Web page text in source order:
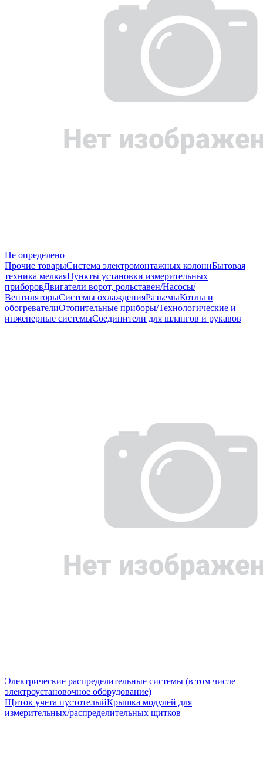
Не определено
Прочие товарыСистема электромонтажных колоннБытовая
техника мелкаяПункты установки измерительных
приборовДвигатели ворот, рольставен/Насосы/
ВентиляторыСистемы охлажденияРазъемыКотлы и
обогревателиОтопительные приборы/Технологические и
инженерные системыСоединители для шлангов и рукавов
Электрические распределительные системы (в том числе
электроустановочное оборудование)
Щиток учета пустотелыйКрышка модулей для
измерительных/распределительных щитков